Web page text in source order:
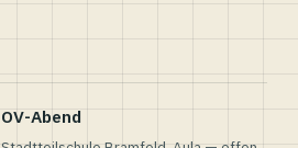
OV-Abend